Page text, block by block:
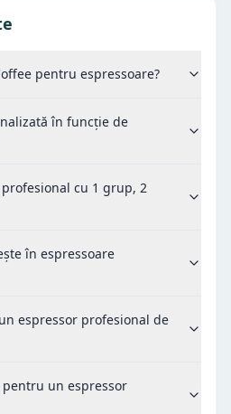
pentru espressoare?
în funcție de
cu 1 grup, 2
în espressoare
espressor profesional de
un espressor